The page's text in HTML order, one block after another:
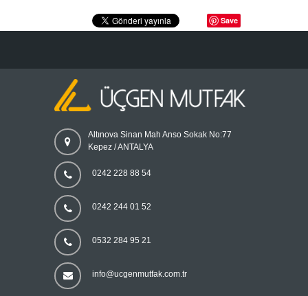
Save
Altınova Sinan Mah Anso Sokak No:77
Kepez / ANTALYA
0242 228 88 54
0242 244 01 52
0532 284 95 21
info@ucgenmutfak.com.tr